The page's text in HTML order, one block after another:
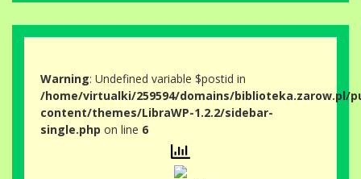
Warning: Undefined variable $postid in
/home/virtualki/259594/domains/biblioteka.zarow.pl/
content/themes/LibraWP-1.2.2/sidebar-
single.php on line 6